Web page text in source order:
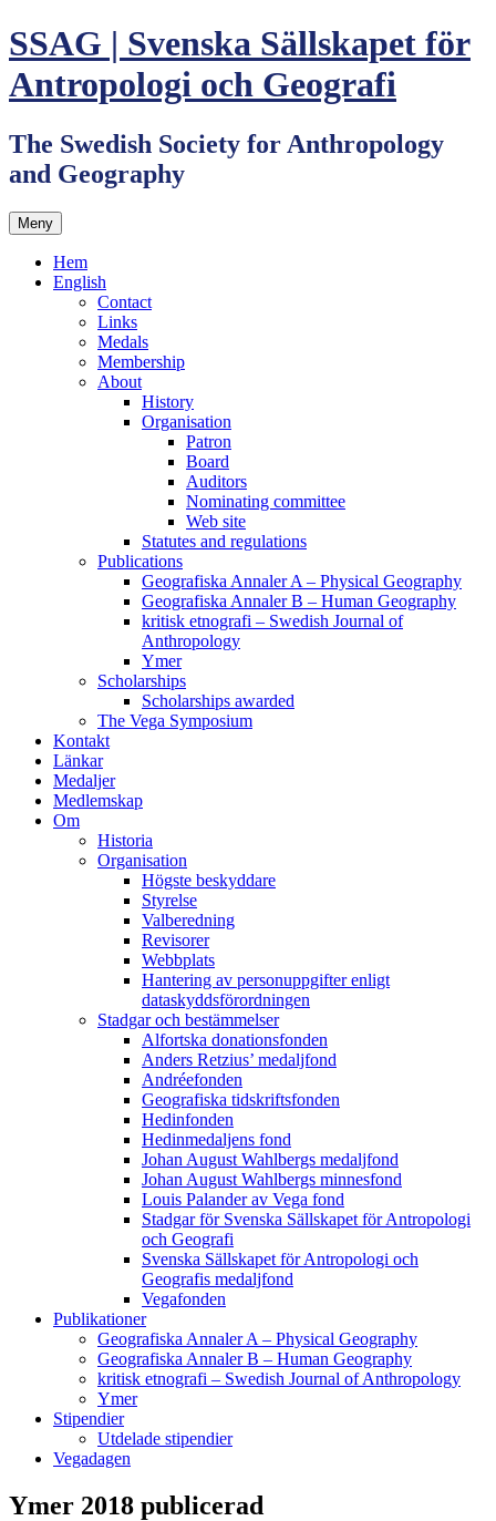
Hoppa
till
innehåll
SSAG | Svenska Sällskapet för
Antropologi och Geografi
The Swedish Society for Anthropology
and Geography
Meny
Hem
English
Contact
Links
Medals
Membership
About
History
Organisation
Patron
Board
Auditors
Nominating committee
Web site
Statutes and regulations
Publications
Geografiska Annaler A – Physical Geography
Geografiska Annaler B – Human Geography
kritisk etnografi – Swedish Journal of
Anthropology
Ymer
Scholarships
Scholarships awarded
The Vega Symposium
Kontakt
Länkar
Medaljer
Medlemskap
Om
Historia
Organisation
Högste beskyddare
Styrelse
Valberedning
Revisorer
Webbplats
Hantering av personuppgifter enligt
dataskyddsförordningen
Stadgar och bestämmelser
Alfortska donationsfonden
Anders Retzius’ medaljfond
Andréefonden
Geografiska tidskriftsfonden
Hedinfonden
Hedinmedaljens fond
Johan August Wahlbergs medaljfond
Johan August Wahlbergs minnesfond
Louis Palander av Vega fond
Stadgar för Svenska Sällskapet för Antropologi
och Geografi
Svenska Sällskapet för Antropologi och
Geografis medaljfond
Vegafonden
Publikationer
Geografiska Annaler A – Physical Geography
Geografiska Annaler B – Human Geography
kritisk etnografi – Swedish Journal of Anthropology
Ymer
Stipendier
Utdelade stipendier
Vegadagen
Ymer 2018 publicerad